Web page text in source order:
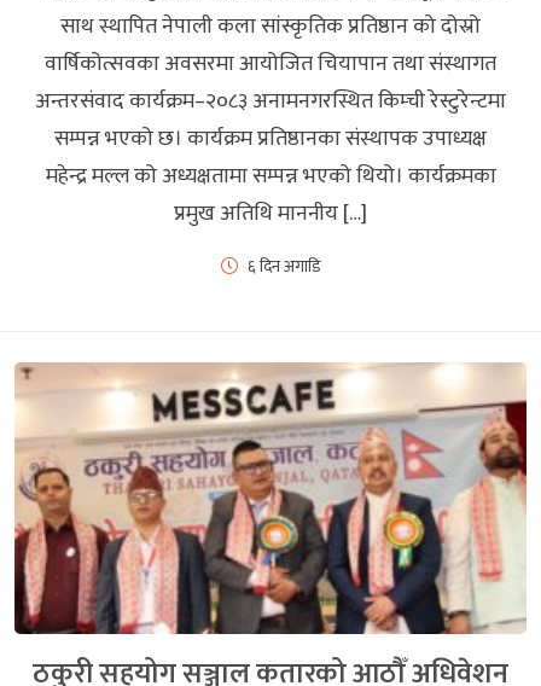
साथ स्थापित नेपाली कला सांस्कृतिक प्रतिष्ठान को दोस्रो
वार्षिकोत्सवका अवसरमा आयोजित चियापान तथा संस्थागत
अन्तरसंवाद कार्यक्रम–२०८३ अनामनगरस्थित किम्ची रेस्टुरेन्टमा
सम्पन्न भएको छ। कार्यक्रम प्रतिष्ठानका संस्थापक उपाध्यक्ष
महेन्द्र मल्ल को अध्यक्षतामा सम्पन्न भएको थियो। कार्यक्रमका
प्रमुख अतिथि माननीय […]
६ दिन अगाडि
ठकुरी सहयोग सञ्जाल कतारको आठौँ अधिवेशन